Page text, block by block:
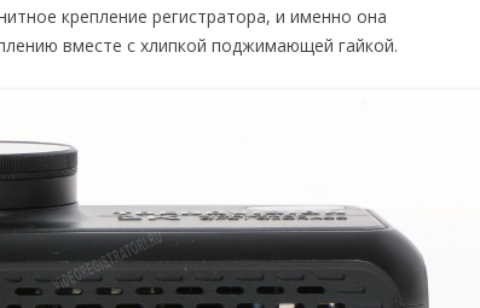
крепление регистратора, и именно она
вместе с хлипкой поджимающей гайкой.